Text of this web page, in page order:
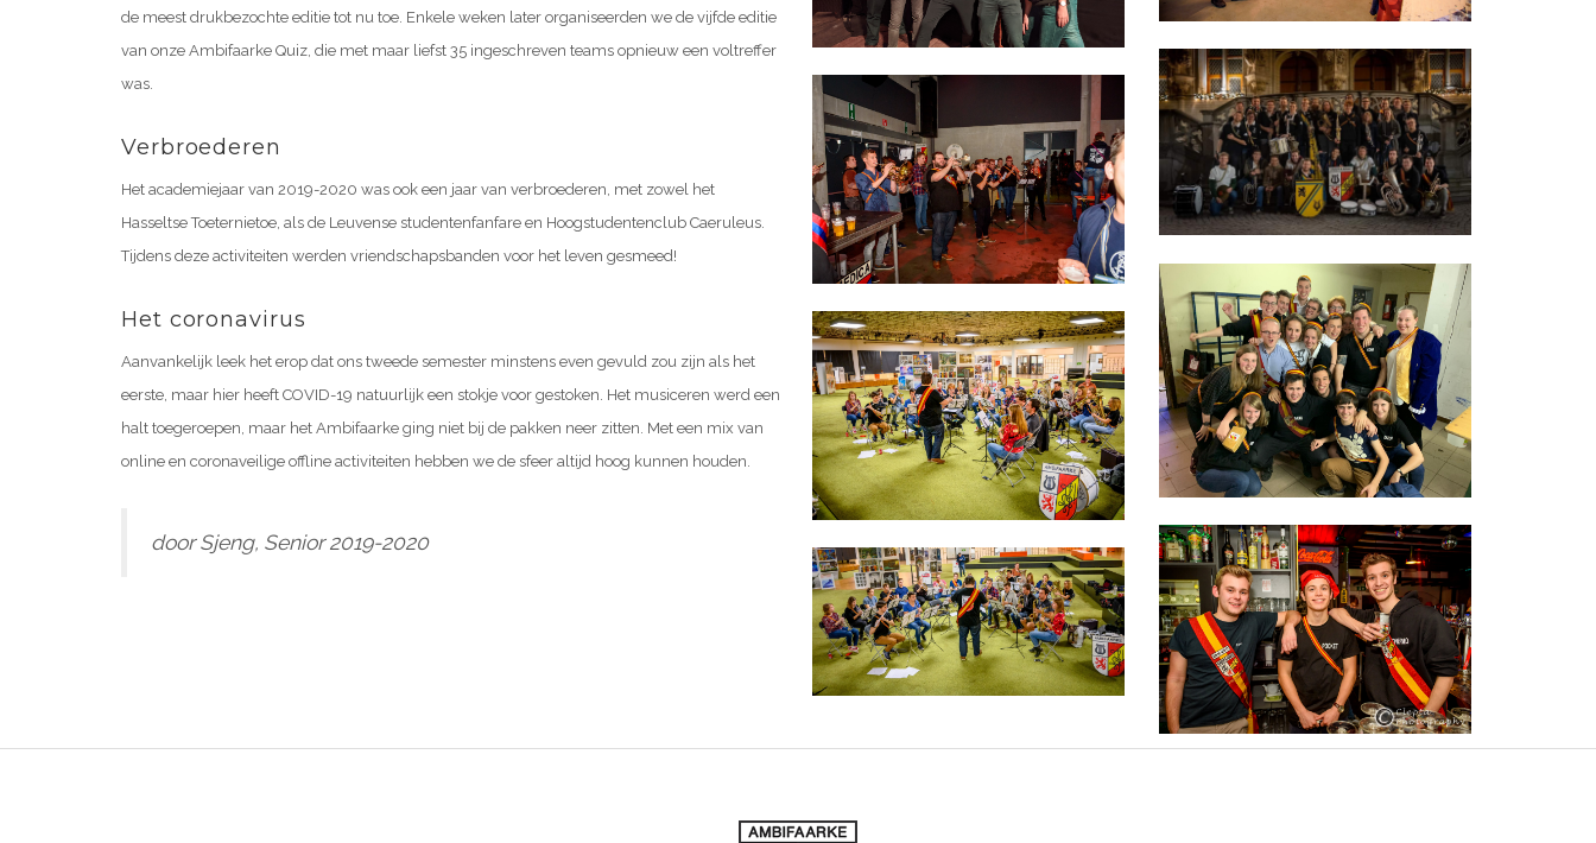
de meest drukbezochte editie tot nu toe. Enkele weken later organiseerden we de vijfde editie
van onze Ambifaarke Quiz, die met maar liefst 35 ingeschreven teams opnieuw een voltreffer
was.
Verbroederen
Het academiejaar van 2019-2020 was ook een jaar van verbroederen, met zowel het
Hasseltse Toeternietoe, als de Leuvense studentenfanfare en Hoogstudentenclub Caeruleus.
Tijdens deze activiteiten werden vriendschapsbanden voor het leven gesmeed!
Het coronavirus
Aanvankelijk leek het erop dat ons tweede semester minstens even gevuld zou zijn als het
eerste, maar hier heeft COVID-19 natuurlijk een stokje voor gestoken. Het musiceren werd een
halt toegeroepen, maar het Ambifaarke ging niet bij de pakken neer zitten. Met een mix van
online en coronaveilige offline activiteiten hebben we de sfeer altijd hoog kunnen houden.
door Sjeng, Senior 2019-2020